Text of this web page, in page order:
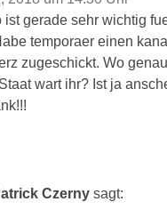
ist gerade sehr wichtig
temporaer einen
zugeschickt. Wo
wart ihr? Ist ja
Czerny sagt: